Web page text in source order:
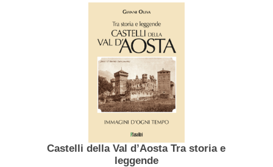
Castelli della Val d’Aosta Tra storia e
leggende